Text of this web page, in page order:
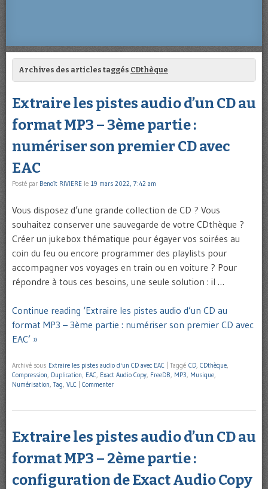
Archives des articles taggés CDthèque
Extraire les pistes audio d’un CD au
format MP3 – 3ème partie :
numériser son premier CD avec
EAC
Posté par Benoît RIVIERE le 19 mars 2022, 7:42 am
Vous disposez d’une grande collection de CD ? Vous
souhaitez conserver une sauvegarde de votre CDthèque ?
Créer un jukebox thématique pour égayer vos soirées au
coin du feu ou encore programmer des playlists pour
accompagner vos voyages en train ou en voiture ? Pour
répondre à tous ces besoins, une seule solution : il …
Continue reading ‘Extraire les pistes audio d’un CD au
format MP3 – 3ème partie : numériser son premier CD avec
EAC’ »
Archivé sous Extraire les pistes audio d'un CD avec EAC Taggé CD, CDthèque,
Compression, Duplication, EAC, Exact Audio Copy, FreeDB, MP3, Musique,
Numérisation, Tag, VLC Commenter
Extraire les pistes audio d’un CD au
format MP3 – 2ème partie :
configuration de Exact Audio Copy